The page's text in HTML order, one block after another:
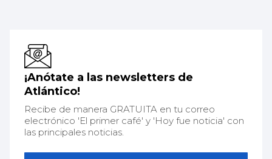
¡Anótate a las newsletters de
Atlántico!
Recibe de manera GRATUITA en tu correo
electrónico 'El primer café' y 'Hoy fue noticia' con
las principales noticias.